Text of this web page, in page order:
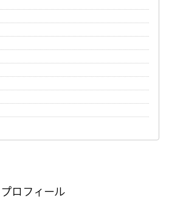
プロフィール